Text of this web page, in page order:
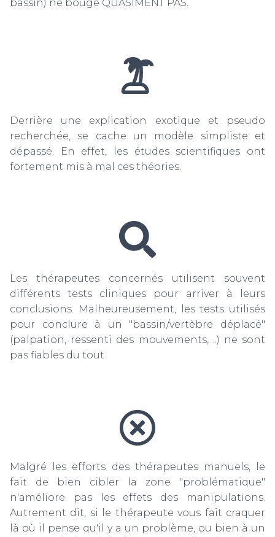
bassin) ne bouge QUASIMENT PAS.
Derrière une explication exotique et pseudo
recherchée, se cache un modèle simpliste et
dépassé. En effet, les études scientifiques ont
fortement mis à mal ces théories.
Les thérapeutes concernés utilisent souvent
différents tests cliniques pour arriver à leurs
conclusions. Malheureusement, les tests utilisés
pour conclure à un "bassin/vertèbre déplacé"
(palpation, ressenti des mouvements, ..) ne sont
pas fiables du tout.
Malgré les efforts des thérapeutes manuels, le
fait de bien cibler la zone "problématique"
n'améliore pas les effets des manipulations.
Autrement dit, si le thérapeute vous fait craquer
là où il pense qu'il y a un problème, ou bien à un